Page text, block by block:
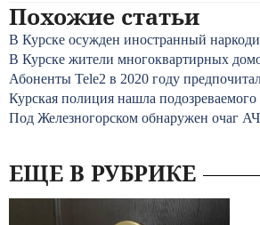
Похожие статьи
В Курске осужден иностранный
В Курске жители многоквартирных
Абоненты Tele2 в 2020 году
Курская полиция нашла
Под Железногорском обнаружен очаг
ЕЩЕ В РУБРИКЕ